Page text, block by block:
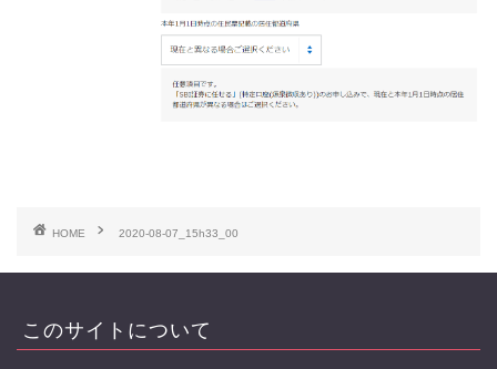
HOME 2020-08-07_15h33_00
このサイトについて